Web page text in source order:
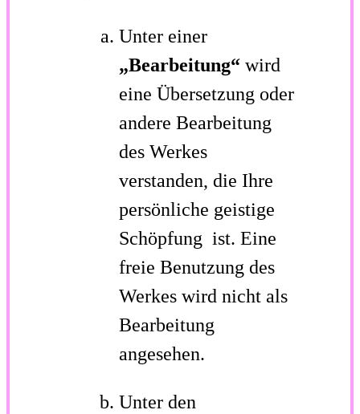
Unter einer
„Bearbeitung“ wird
eine Übersetzung oder
andere Bearbeitung
des Werkes
verstanden, die Ihre
persönliche geistige
Schöpfung ist. Eine
freie Benutzung des
Werkes wird nicht als
Bearbeitung
angesehen.
Unter den